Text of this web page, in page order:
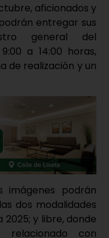
aficionados y
entregar sus
general del
a 14:00 horas,
de realización y un
podrán
dos modalidades
2025; y libre, donde
con